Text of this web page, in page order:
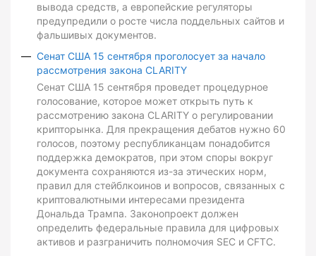
вывода средств, а европейские регуляторы
предупредили о росте числа поддельных сайтов и
фальшивых документов.
Сенат США 15 сентября проголосует за начало
рассмотрения закона CLARITY
Сенат США 15 сентября проведет процедурное
голосование, которое может открыть путь к
рассмотрению закона CLARITY о регулировании
крипторынка. Для прекращения дебатов нужно 60
голосов, поэтому республиканцам понадобится
поддержка демократов, при этом споры вокруг
документа сохраняются из-за этических норм,
правил для стейблкоинов и вопросов, связанных с
криптовалютными интересами президента
Дональда Трампа. Законопроект должен
определить федеральные правила для цифровых
активов и разграничить полномочия SEC и CFTC.